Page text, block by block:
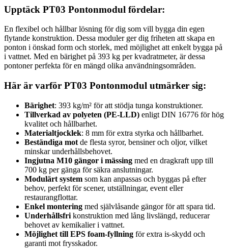
Upptäck PT03 Pontonmodul fördelar:
En flexibel och hållbar lösning för dig som vill bygga din egen
flytande konstruktion. Dessa moduler ger dig friheten att skapa en
ponton i önskad form och storlek, med möjlighet att enkelt bygga på
i vattnet. Med en bärighet på 393 kg per kvadratmeter, är dessa
pontoner perfekta för en mängd olika användningsområden.
Här är varför PT03 Pontonmodul utmärker sig:
Bärighet: 393 kg/m² för att stödja tunga konstruktioner.
Tillverkad av polyeten (PE-LLD) enligt DIN 16776 för hög
kvalitet och hållbarhet.
Materialtjocklek: 8 mm för extra styrka och hållbarhet.
Beständiga mot de flesta syror, bensiner och oljor, vilket
minskar underhållsbehovet.
Ingjutna M10 gängor i mässing med en dragkraft upp till
700 kg per gänga för säkra anslutningar.
Modulärt system som kan anpassas och byggas på efter
behov, perfekt för scener, utställningar, event eller
restaurangflottar.
Enkel montering med självlåsande gängor för att spara tid.
Underhållsfri konstruktion med lång livslängd, reducerar
behovet av kemikalier i vattnet.
Möjlighet till EPS foam-fyllning för extra is-skydd och
garanti mot frysskador.